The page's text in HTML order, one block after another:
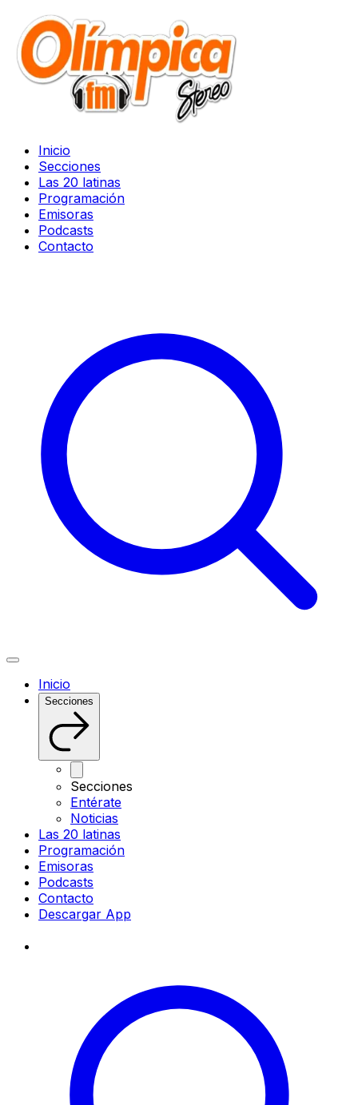
Inicio
Secciones
Las 20 latinas
Programación
Emisoras
Podcasts
Contacto
Inicio
Secciones
Secciones
Entérate
Noticias
Las 20 latinas
Programación
Emisoras
Podcasts
Contacto
Descargar App